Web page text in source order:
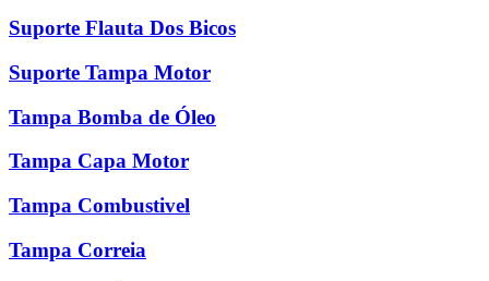
Suporte Flauta Dos Bicos
Suporte Tampa Motor
Tampa Bomba de Óleo
Tampa Capa Motor
Tampa Combustivel
Tampa Correia